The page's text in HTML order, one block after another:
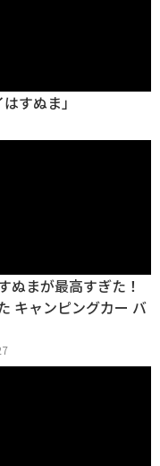
すぬま」
ぬまが最高すぎた！
キャンピングカー バ